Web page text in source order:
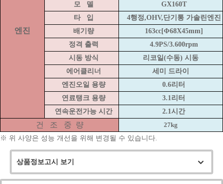
모 델
GX160T
타
입 4행정,OHV,단기통 가솔린엔진
엔진 배기량
163cc[Φ68X45mm]
정격 출력
4.9PS/3.600rpm
시동 방식
리코일(수동) 시동
에어클리너
세미 드라이
엔진오일 용량
0.6리터
연료탱크 용량
3.1리터
연속운전가능 시간
2.1시간
건 조 중 량
27kg
※ 위 사양은 성능 개선을 위해 변경될 수 있습니다.
상품정보고시 보기